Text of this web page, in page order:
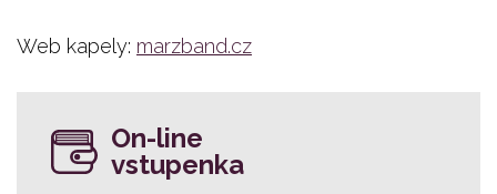
Web kapely: marzband.cz
On-line
vstupenka